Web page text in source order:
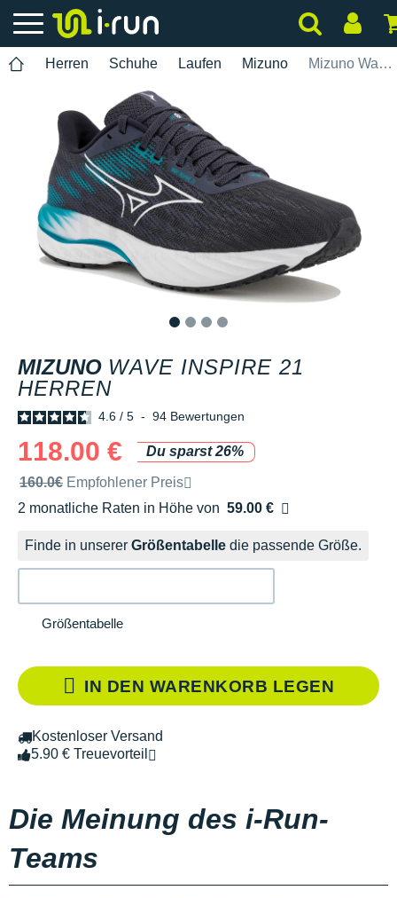
Herren Schuhe Laufen Mizuno Mizuno Wave Inspire 21 Herren
MIZUNO WAVE INSPIRE 21
HERREN
4.6 / 5 - 94 Bewertungen
118.00 €
Du sparst 26%
Unverbindliche Preisempfehlung der Marke
160.0€ Empfohlener Preis
2 monatliche Raten in Höhe von 59.00 €
Ohne Zusatzkosten
Finde in unserer Größentabelle die passende Größe.
Größentabelle
IN DEN WARENKORB LEGEN
Kostenloser Versand
5.90 € Treuevorteil
Die Meinung des i-Run-
Teams